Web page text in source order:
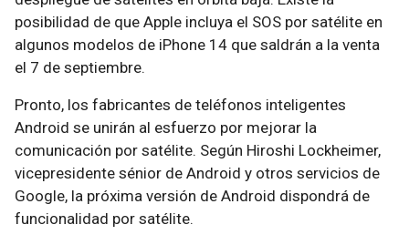
posibilidad de que Apple incluya el SOS por satélite en
algunos modelos de iPhone 14 que saldrán a la venta
el 7 de septiembre.
Pronto, los fabricantes de teléfonos inteligentes
Android se unirán al esfuerzo por mejorar la
comunicación por satélite. Según Hiroshi Lockheimer,
vicepresidente sénior de Android y otros servicios de
Google, la próxima versión de Android dispondrá de
funcionalidad por satélite.